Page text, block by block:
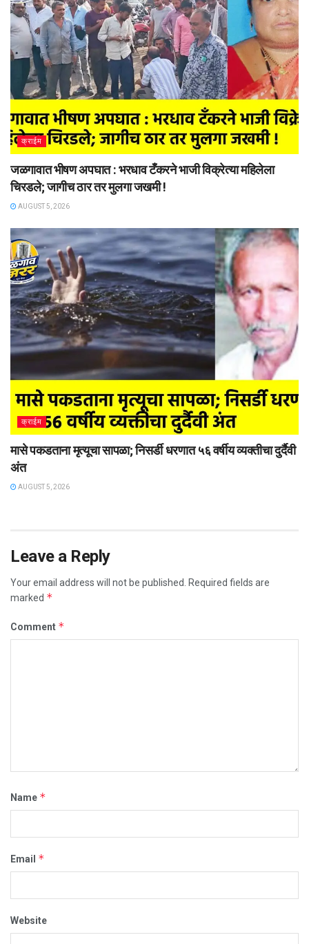
क्राईम
जळगावात भीषण अपघात : भरधाव टँकरने भाजी विक्रेत्या महिलेला
चिरडले; जागीच ठार तर मुलगा जखमी !
AUGUST 5, 2026
क्राईम
मासे पकडताना मृत्यूचा सापळा; निसर्डी धरणात ५६ वर्षीय व्यक्तीचा दुर्दैवी
अंत
AUGUST 5, 2026
Leave a Reply
Your email address will not be published.
Required fields are
marked *
Comment *
Name *
Email *
Website